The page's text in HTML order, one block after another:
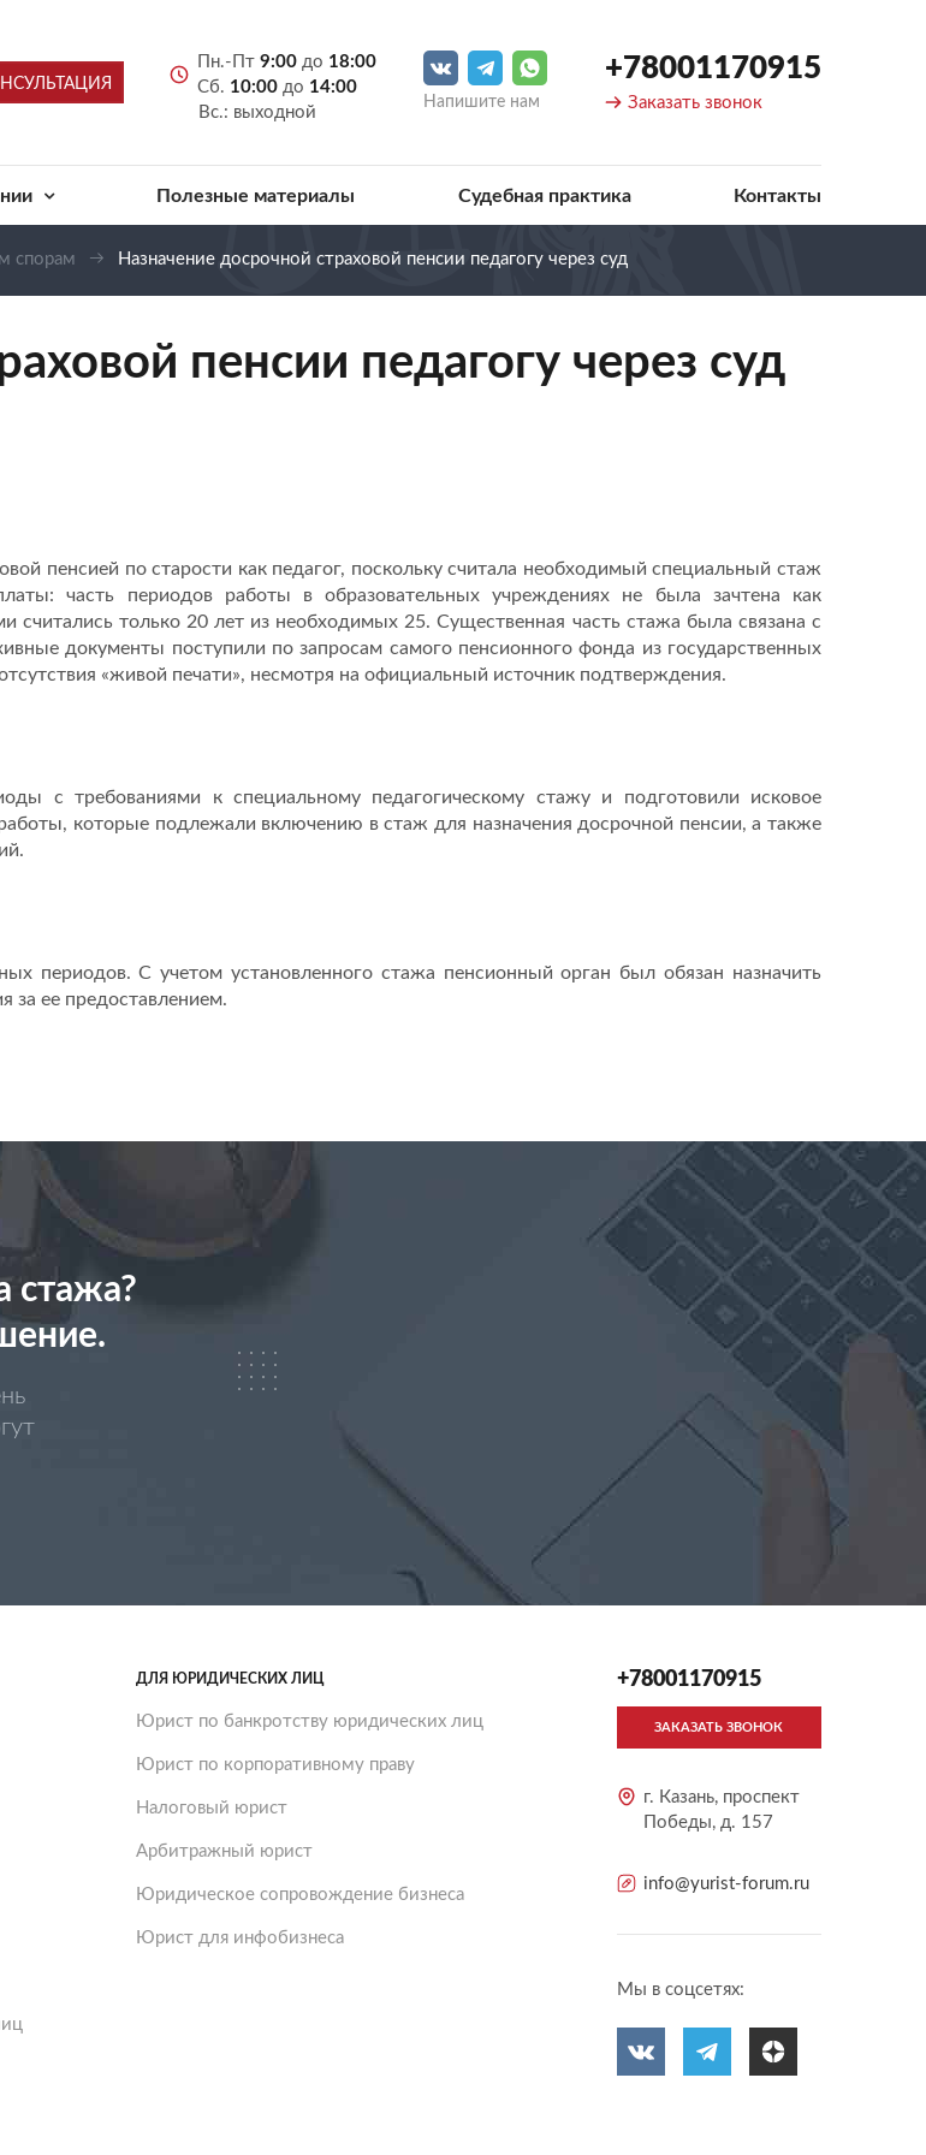
Пн.-Пт 9:00 до 18:00
Сб. 10:00 до 14:00
Вс.: выходной
Напишите нам
+78001170915
Заказать звонок
Полезные материалы Судебная практика Контакты
спорам Назначение досрочной страховой пенсии педагогу через суд
пенсии педагогу через суд
пенсией по старости как педагог, поскольку считала необходимый специальный стаж
часть периодов работы в образовательных учреждениях не была зачтена как
только 20 лет из необходимых 25. Существенная часть стажа была связана с
документы поступили по запросам самого пенсионного фонда из государственных
«живой печати», несмотря на официальный источник подтверждения.
с требованиями к специальному педагогическому стажу и подготовили исковое
которые подлежали включению в стаж для назначения досрочной пенсии, а также
периодов. С учетом установленного стажа пенсионный орган был обязан назначить
за ее предоставлением.
стажа?
ДЛЯ ЮРИДИЧЕСКИХ ЛИЦ
Юрист по банкротству юридических лиц
Юрист по корпоративному праву
Налоговый юрист
Арбитражный юрист
Юридическое сопровождение бизнеса
Юрист для инфобизнеса
+78001170915
ЗАКАЗАТЬ ЗВОНОК
г. Казань, проспект
Победы, д. 157
info@yurist-forum.ru
Мы в соцсетях: